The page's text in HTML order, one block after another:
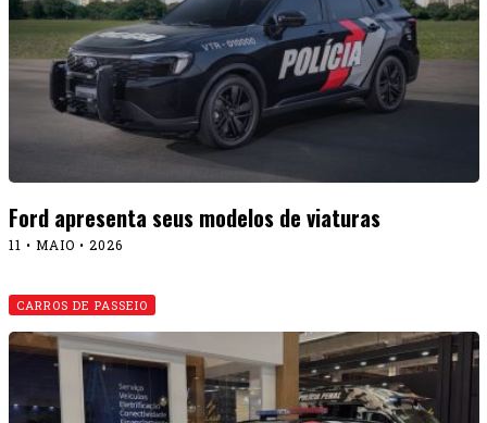
Ford apresenta seus modelos de viaturas
11 • MAIO • 2026
CARROS DE PASSEIO